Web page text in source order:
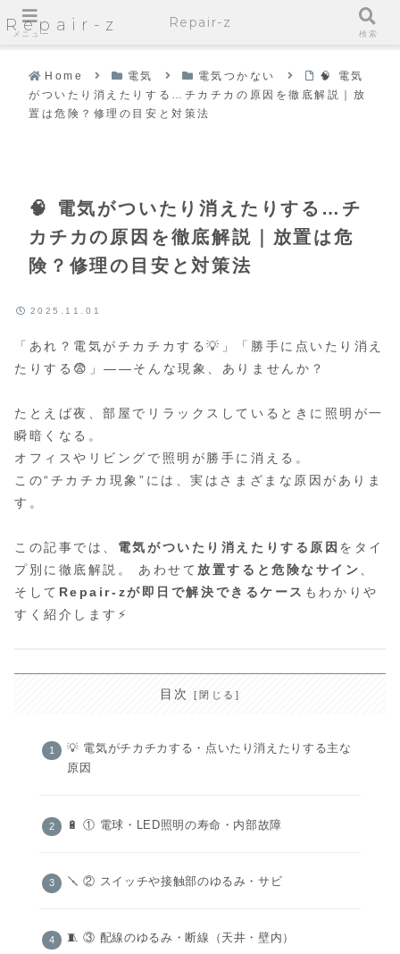
Repair-z
Home 電気 電気つかない
🧠 電気
がついたり消えたりする…チカチカの原因を徹底解説｜放
置は危険？修理の目安と対策法
🧠 電気がついたり消えたりする…チ
カチカの原因を徹底解説｜放置は危
険？修理の目安と対策法
2025.11.01
「あれ？電気がチカチカする💡」「勝手に点いたり消え
たりする😨」——そんな現象、ありませんか？
たとえば夜、部屋でリラックスしているときに照明が一
瞬暗くなる。
オフィスやリビングで照明が勝手に消える。
この“チカチカ現象”には、実はさまざまな原因がありま
す。
この記事では、 電気がついたり消えたりする原因 をタイ
プ別に徹底解説。 あわせて放置すると危険なサイン
そして Repair-zが即日で解決できるケース もわかりや
すく紹介します⚡
目次
💡 電気がチカチカする・点いたり消えたりする主な
原因
🔋 ① 電球・LED照明の寿命・内部故障
🪛 ② スイッチや接触部のゆるみ・サビ
🧵 ③ 配線のゆるみ・断線（天井・壁内）
メニュー
Repair-z
検索